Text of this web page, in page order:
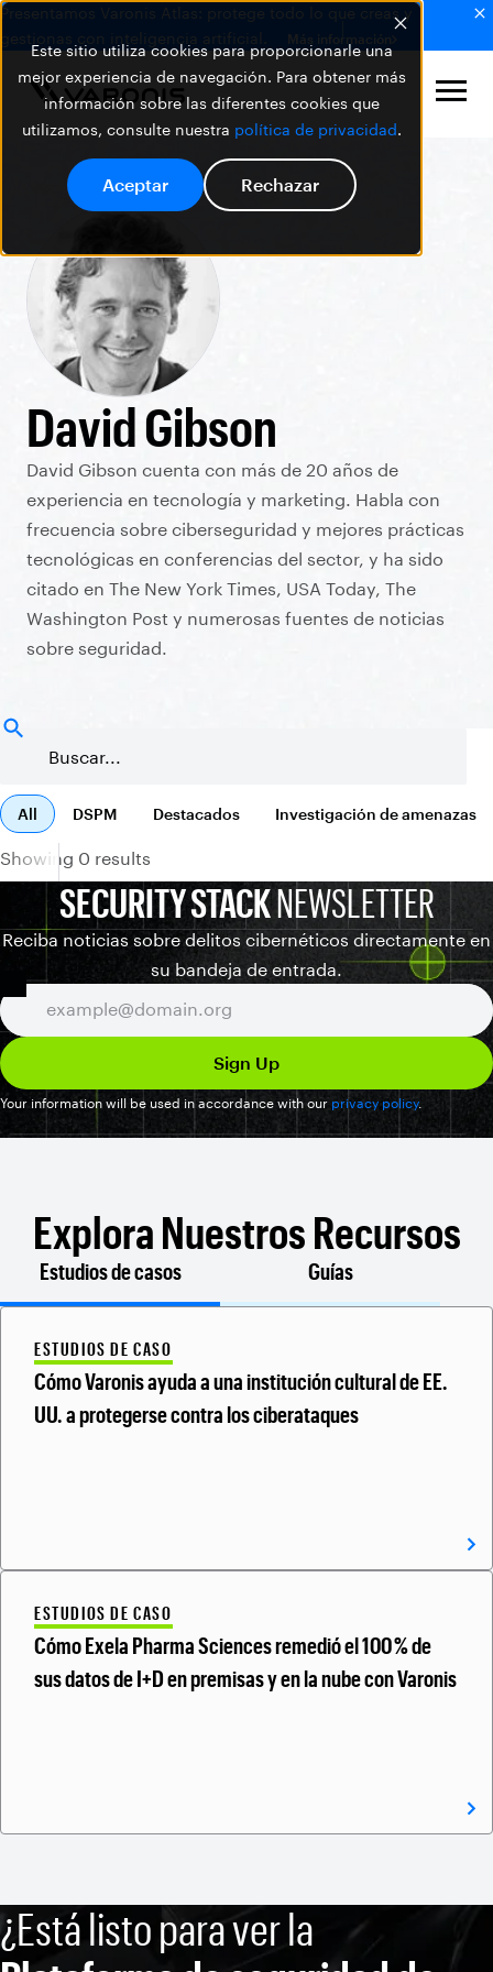
Este sitio utiliza cookies para proporcionarle una
mejor experiencia de navegación. Para obtener más
información sobre las diferentes cookies que
utilizamos, consulte nuestra política de privacidad.
Aceptar Rechazar
Presentamos Varonis Atlas: protege todo lo que creas y
gestionas con inteligencia artificial.
Más información
David Gibson
David Gibson cuenta con más de 20 años de
experiencia en tecnología y marketing. Habla con
frecuencia sobre ciberseguridad y mejores prácticas
tecnológicas en conferencias del sector, y ha sido
citado en The New York Times, USA Today, The
Washington Post y numerosas fuentes de noticias
sobre seguridad.
All DSPM Destacados Investigación de amenazas
Showing 0 results
SECURITY STACKNEWSLETTER
Reciba noticias sobre delitos cibernéticos directamente en
su bandeja de entrada.
Your information will be used in accordance with our privacy policy.
Explora Nuestros Recursos
Estudios de casos Guías
ESTUDIOS DE CASO
Cómo Varonis ayuda a una institución cultural de EE.
UU. a protegerse contra los ciberataques
ESTUDIOS DE CASO
Cómo Exela Pharma Sciences remedió el 100 % de
sus datos de I+D en premisas y en la nube con Varonis
¿Está listo para ver la